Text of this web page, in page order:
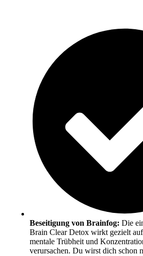
Beseitigung von Brainfog: Die
Brain Clear Detox wirkt gezielt
mentale Trübheit und
verursachen. Du wirst dich schon